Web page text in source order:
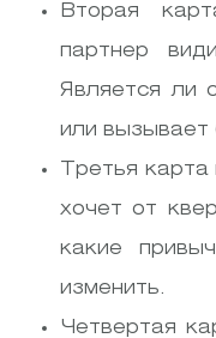
Вторая
партнер
Является ли
или вызывает
Третья
хочет от
какие
изменить.
Четвертая